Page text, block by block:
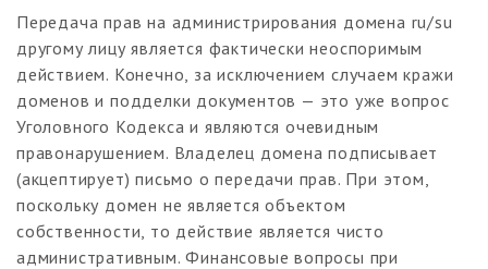
Передача прав на администрирования домена ru/su
другому лицу является фактически неоспоримым
действием. Конечно, за исключением случаем кражи
доменов и подделки документов — это уже вопрос
Уголовного Кодекса и являются очевидным
правонарушением. Владелец домена подписывает
(акцептирует) письмо о передачи прав. При этом,
поскольку домен не является объектом
собственности, то действие является чисто
административным. Финансовые вопросы при